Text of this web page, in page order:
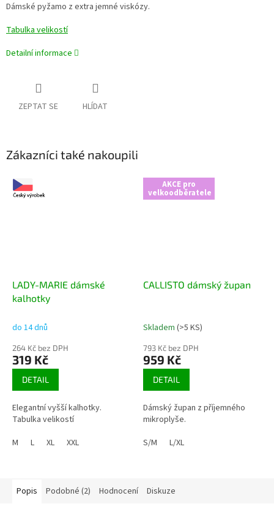
Dámské pyžamo z extra jemné viskózy.
Tabulka velikostí
Detailní informace
ZEPTAT SE HLÍDAT
Zákazníci také nakoupili
LADY-MARIE dámské
kalhotky
do 14 dnů
264 Kč bez DPH
319 Kč
DETAIL
Elegantní vyšší kalhotky.
Tabulka velikostí
M
L XL XXL
AKCE pro
velkoodběratele
CALLISTO dámský župan
Skladem (>5 KS)
793 Kč bez DPH
959 Kč
DETAIL
Dámský župan z příjemného
mikroplyše.
S/M
L/XL
Popis Podobné (2) Hodnocení Diskuze